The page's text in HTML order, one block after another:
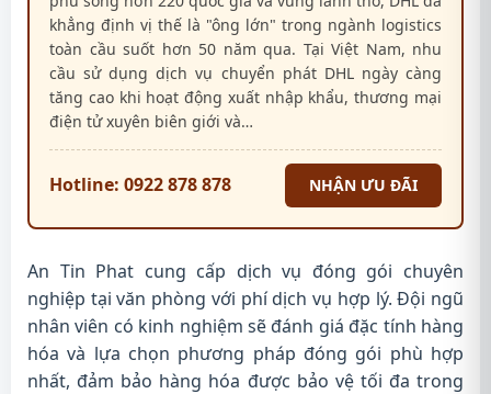
khẳng định vị thế là "ông lớn" trong ngành logistics
toàn cầu suốt hơn 50 năm qua. Tại Việt Nam, nhu
cầu sử dụng dịch vụ chuyển phát DHL ngày càng
tăng cao khi hoạt động xuất nhập khẩu, thương mại
điện tử xuyên biên giới và…
Hotline: 0922 878 878 NHẬN ƯU ĐÃI
An Tin Phat cung cấp dịch vụ đóng gói chuyên
nghiệp tại văn phòng với phí dịch vụ hợp lý. Đội ngũ
nhân viên có kinh nghiệm sẽ đánh giá đặc tính hàng
hóa và lựa chọn phương pháp đóng gói phù hợp
nhất, đảm bảo hàng hóa được bảo vệ tối đa trong